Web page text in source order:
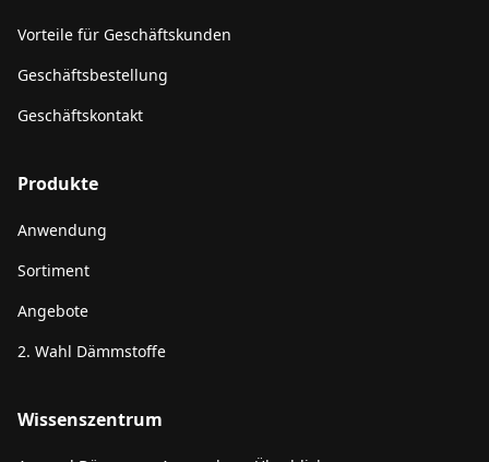
Vorteile für Geschäftskunden
Geschäftsbestellung
Geschäftskontakt
Produkte
Anwendung
Sortiment
Angebote
2. Wahl Dämmstoffe
Wissenszentrum